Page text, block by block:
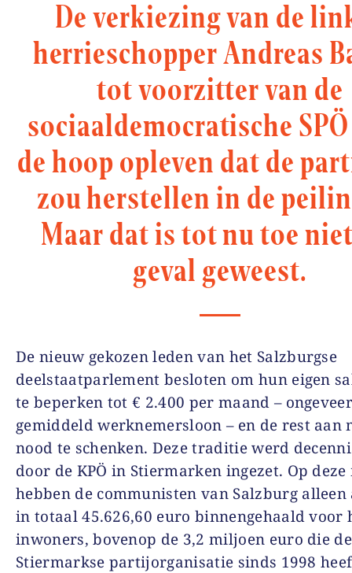
De verkiezing van de
herrieschopper Andreas
tot voorzitter van de
sociaaldemocratische
de hoop opleven dat de
zou herstellen in de
Maar dat is tot nu toe
geval geweest.
De nieuw gekozen leden van het Salzburgse
deelstaatparlement besloten om hun eigen
te beperken tot € 2.400 per maand –
gemiddeld werknemersloon – en de rest aan
nood te schenken. Deze traditie werd
door de KPÖ in Stiermarken ingezet. Op
hebben de communisten van Salzburg
in totaal 45.626,60 euro binnengehaald voor
inwoners, bovenop de 3,2 miljoen euro die de
Stiermarkse partijorganisatie sinds 1998